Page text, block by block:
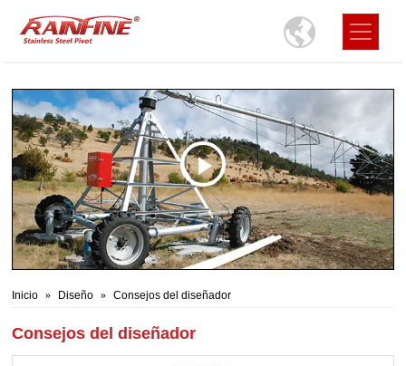
Inicio Diseño Consejos del diseñador
Consejos del diseñador